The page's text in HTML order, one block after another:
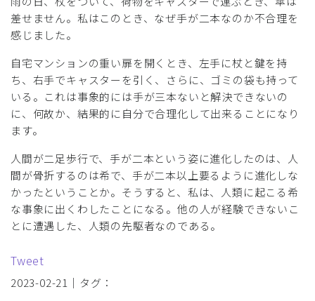
差せません。私はこのとき、なぜ手が二本なのか不合理を
感じました。
自宅マンションの重い扉を開くとき、左手に杖と鍵を持
ち、右手でキャスターを引く、さらに、ゴミの袋も持って
いる。これは事象的には手が三本ないと解決できないの
に、何故か、結果的に自分で合理化して出来ることになり
ます。
人間が二足歩行で、手が二本という姿に進化したのは、人
間が骨折するのは希で、手が二本以上要るように進化しな
かったということか。そうすると、私は、人類に起こる希
な事象に出くわしたことになる。他の人が経験できないこ
とに遭遇した、人類の先駆者なのである。
Tweet
2023-02-21｜タグ：